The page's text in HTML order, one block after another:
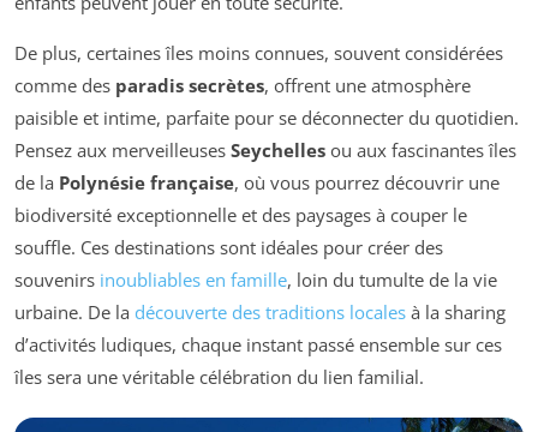
De plus, certaines îles moins connues, souvent considérées
comme des paradis secrètes, offrent une atmosphère
paisible et intime, parfaite pour se déconnecter du quotidien.
Pensez aux merveilleuses Seychelles ou aux fascinantes îles
de la Polynésie française, où vous pourrez découvrir une
biodiversité exceptionnelle et des paysages à couper le
souffle. Ces destinations sont idéales pour créer des
souvenirs inoubliables en famille, loin du tumulte de la vie
urbaine. De la découverte des traditions locales à la sharing
d’activités ludiques, chaque instant passé ensemble sur ces
îles sera une véritable célébration du lien familial.